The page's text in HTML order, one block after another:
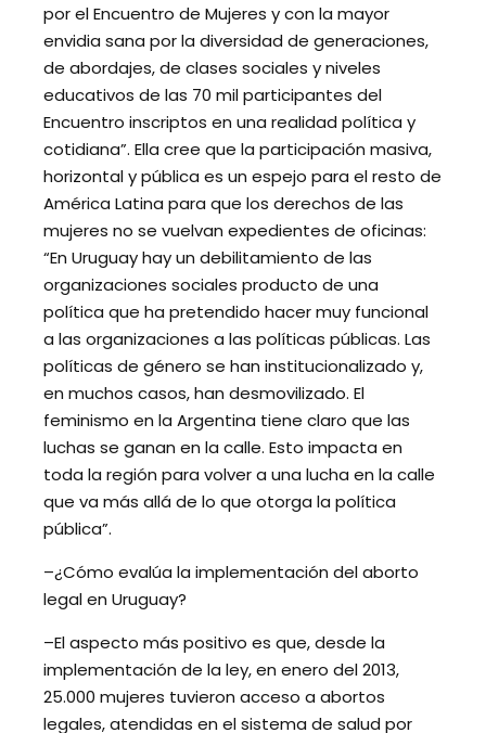
por el Encuentro de Mujeres y con la mayor
envidia sana por la diversidad de generaciones,
de abordajes, de clases sociales y niveles
educativos de las 70 mil participantes del
Encuentro inscriptos en una realidad política y
cotidiana”. Ella cree que la participación masiva,
horizontal y pública es un espejo para el resto de
América Latina para que los derechos de las
mujeres no se vuelvan expedientes de oficinas:
“En Uruguay hay un debilitamiento de las
organizaciones sociales producto de una
política que ha pretendido hacer muy funcional
a las organizaciones a las políticas públicas. Las
políticas de género se han institucionalizado y,
en muchos casos, han desmovilizado. El
feminismo en la Argentina tiene claro que las
luchas se ganan en la calle. Esto impacta en
toda la región para volver a una lucha en la calle
que va más allá de lo que otorga la política
pública”.
–¿Cómo evalúa la implementación del aborto
legal en Uruguay?
–El aspecto más positivo es que, desde la
implementación de la ley, en enero del 2013,
25.000 mujeres tuvieron acceso a abortos
legales, atendidas en el sistema de salud por